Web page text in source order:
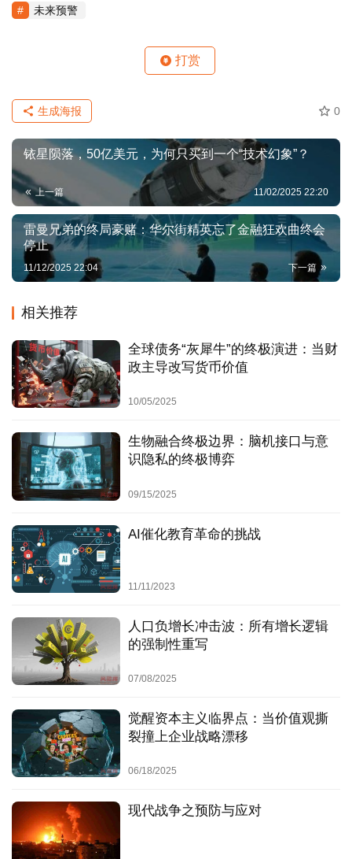
例
策
智
利
器
破
局
策
思
时
要
览
决
服
务
登录 注册
当一个人工智能系统能够可靠地完成以下任务时，可视为越
接收一个模糊的商业指令（如“提升本季度东南亚市场
自主完成：定义可衡量的子目标、跨平台搜集信息、生
份因果清晰的分析报告及落地成果。
在此过程中，人类仅扮演目标批准者与资源提供者角
色，而非每一步的分解者与监督者。
3. 这不是“更强的助理”，而是“取代管理者”：
AI工具：提升个体或部门效率，执行特定任务。
员工，而是连接员工、协调资源、制定策略的“管理逻
个AGI原生驱动、人类智慧嵌入关键节点的全新架构。
第二层：系统性风险测绘——商业逻辑
技术风险：架构的深层不兼容
“软件定义”让位于“目标定义”：现有所有软件（CRM、
生企业将彻底摒弃复杂的人机交互界面，
辑将转向 “自然语言指令输入 —AGI 自主操控数字世界”
的极简模式。这一变革意味着，现有规模达万亿美元级
别的软件产业价值链，或将面临结构性崩塌风险
私有数据壁垒的“透明天花板”：当AGI拥有强大的推理
与合成能力，公开数据、合成数据与少量私有数据的结
合，可能就能得出接近甚至超越你依靠垄断数据得出的
洞察。依赖“数据护城河”的企业，护城河可能一夜之间
变浅。
供应链的“实时认知重构”：AGI可实时模拟、优化全球
供应链，动态寻找替代路线和供应商，使基于长期关
系、地理优势和信息不对称的供应链优势大幅贬值。
“订阅制”的黄昏：当AGI可以随时根据需求，即时组装
出最适合你的软件功能或服务组合时，为固化功能套装
未来预警
打赏
0
生成海报
铱星陨落，50亿美元，为何只买到一个“技术幻象”？
上一篇 11/02/2025 22:20
雷曼兄弟的终局豪赌：华尔街精英忘了金融狂欢曲终会
停止
下一篇
11/12/2025 22:04
相关推荐
全球债务“灰犀牛”的终极演进：当财
政主导改写货币价值
10/05/2025
生物融合终极边界：脑机接口与意
识隐私的终极博弈
09/15/2025
AI催化教育革命的挑战
11/11/2023
人口负增长冲击波：所有增长逻辑
的强制性重写
07/08/2025
觉醒资本主义临界点：当价值观撕
裂撞上企业战略漂移
06/18/2025
现代战争之预防与应对